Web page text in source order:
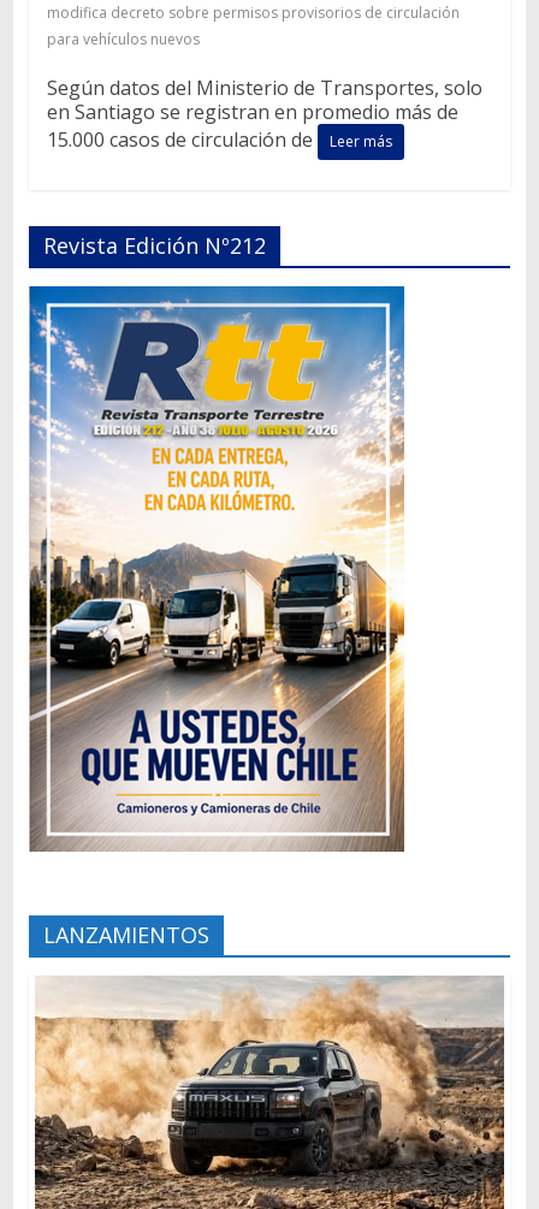
modifica decreto sobre permisos provisorios de circulación
para vehículos nuevos
Según datos del Ministerio de Transportes, solo
en Santiago se registran en promedio más de
15.000 casos de circulación de
Leer más
Revista Edición Nº212
LANZAMIENTOS